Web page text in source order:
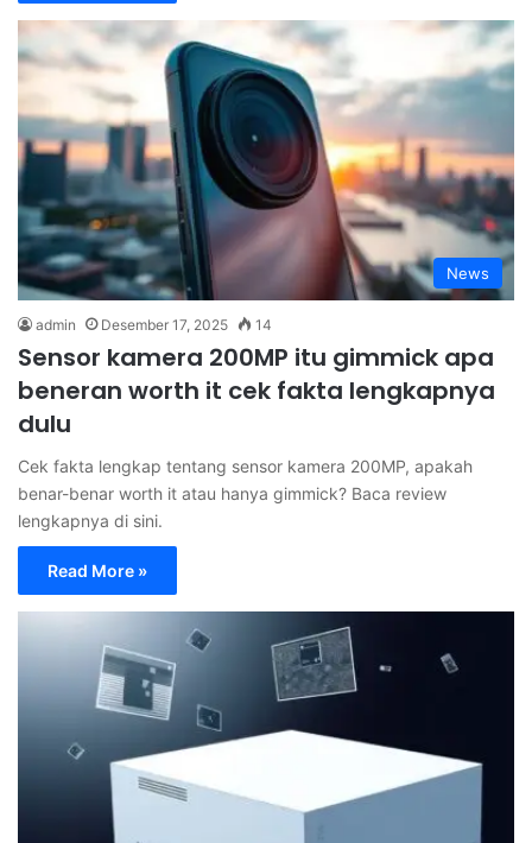
News
admin Desember 17, 2025 14
Sensor kamera 200MP itu gimmick apa
beneran worth it cek fakta lengkapnya
dulu
Cek fakta lengkap tentang sensor kamera 200MP, apakah
benar-benar worth it atau hanya gimmick? Baca review
lengkapnya di sini.
Read More »